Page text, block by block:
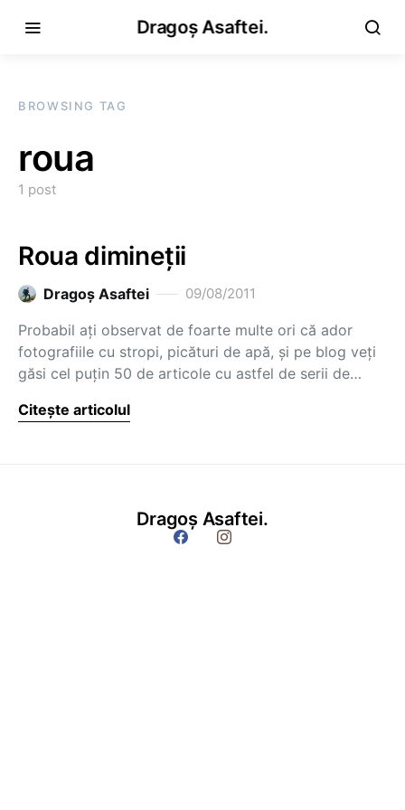
Dragoș Asaftei.
BROWSING TAG
roua
1 post
Roua dimineții
Dragoş Asaftei 09/08/2011
Probabil ați observat de foarte multe ori că ador
fotografiile cu stropi, picături de apă, și pe blog veți
găsi cel puțin 50 de articole cu astfel de serii de…
Citește articolul
Dragoș Asaftei.